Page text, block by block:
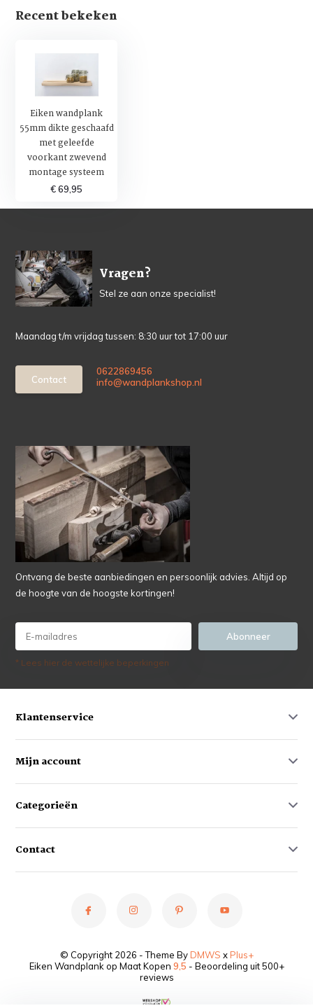
Recent bekeken
Eiken wandplank
55mm dikte geschaafd
met geleefde
voorkant zwevend
montage systeem
€ 69,95
Vragen?
Stel ze aan onze specialist!
Maandag t/m vrijdag tussen: 8:30 uur tot 17:00 uur
Contact
0622869456
info@wandplankshop.nl
Ontvang de beste aanbiedingen en persoonlijk advies. Altijd op
de hoogte van de hoogste kortingen!
Abonneer
* Lees hier de wettelijke beperkingen
Klantenservice
Mijn account
Categorieën
Contact
© Copyright 2026 - Theme ByDMWS xPlus+
Eiken Wandplank op Maat Kopen 9,5 - Beoordeling uit 500+
reviews